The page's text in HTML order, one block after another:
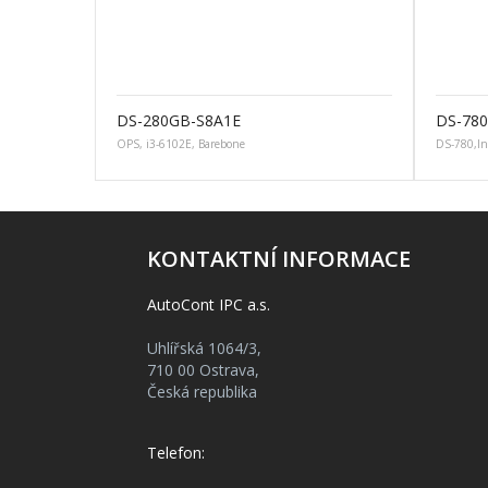
DS-280GB-S8A1E
OPS, i3-6102E, Barebone
DS-
DS-
KONTAKTNÍ INFORMACE
AutoCont IPC a.s.
Uhlířská 1064/3,
710 00 Ostrava,
Česká republika
Telefon: